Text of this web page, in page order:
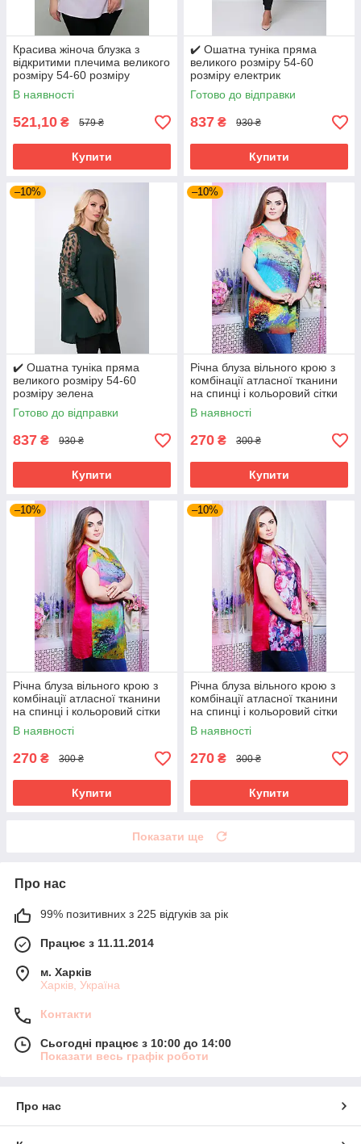
Красива жіноча блузка з
відкритими плечима великого
розміру 54-60 розміру
бузкова
В наявності
521,10 ₴ 579 ₴
Купити
✔️ Ошатна туніка пряма
великого розміру 54-60
розміру електрик
Готово до відправки
837 ₴ 930 ₴
Купити
–10%
✔️ Ошатна туніка пряма
великого розміру 54-60
розміру зелена
Готово до відправки
837 ₴ 930 ₴
Купити
–10%
Річна блуза вільного крою з
комбінації атласної тканини
на спинці і кольоровий сітки
великого розміру 52-62
В наявності
270 ₴ 300 ₴
Купити
–10%
Річна блуза вільного крою з
комбінації атласної тканини
на спинці і кольоровий сітки
великого розміру 52-62
В наявності
270 ₴ 300 ₴
Купити
–10%
Річна блуза вільного крою з
комбінації атласної тканини
на спинці і кольоровий сітки
великого розміру 52-62
В наявності
270 ₴ 300 ₴
Купити
Показати ще
Про нас
99% позитивних з 225 відгуків за рік
Працює з 11.11.2014
м. Харків
Харків, Україна
Контакти
Сьогодні працює з 10:00 до 14:00
Показати весь графік роботи
Про нас